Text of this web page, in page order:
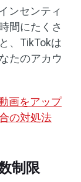
ンセンティ
間にたくさ
、TikTokは
たのアカウ
画をアップ
の対処法
制限